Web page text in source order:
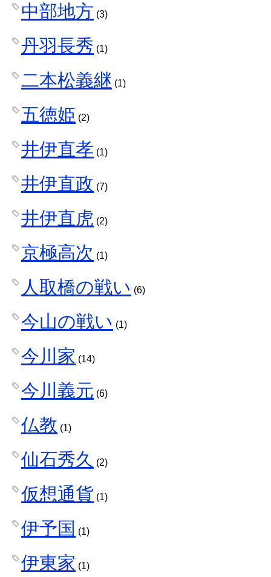
中部地方 (3)
丹羽長秀 (1)
二本松義継 (1)
五徳姫 (2)
井伊直孝 (1)
井伊直政 (7)
井伊直虎 (2)
京極高次 (1)
人取橋の戦い (6)
今山の戦い (1)
今川家 (14)
今川義元 (6)
仏教 (1)
仙石秀久 (2)
仮想通貨 (1)
伊予国 (1)
伊東家 (1)